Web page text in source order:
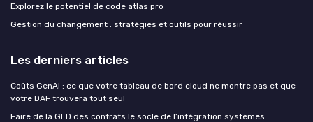
Explorez le potentiel de code atlas pro
Gestion du changement : stratégies et outils pour réussir
Les derniers articles
Coûts GenAI : ce que votre tableau de bord cloud ne montre pas et que
votre DAF trouvera tout seul
Faire de la GED des contrats le socle de l’intégration systèmes